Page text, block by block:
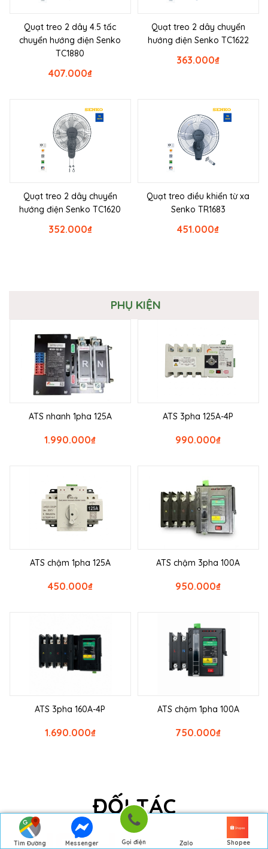
Tìm Đường
Messenger Gọi điện Zalo Shopee
Quạt treo 2 dây 4.5 tấc
chuyển hướng điện Senko
TC1880
₫
407.000
Quạt treo 2 dây chuyển
hướng điện Senko TC1622
₫
363.000
Quạt treo 2 dây chuyển
hướng điện Senko TC1620
₫
352.000
Quạt treo điều khiển từ xa
Senko TR1683
₫
451.000
PHỤ KIỆN
ATS nhanh 1pha 125A
₫
1.990.000
ATS 3pha 125A-4P
₫
990.000
ATS chậm 1pha 125A
₫
450.000
ATS chậm 3pha 100A
₫
950.000
ATS 3pha 160A-4P
₫
1.690.000
ATS chậm 1pha 100A
₫
750.000
ĐỐI TÁC